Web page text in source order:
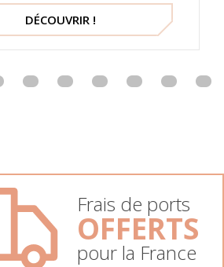
DÉCOUVRIR !
Frais de ports
OFFERTS
pour la France